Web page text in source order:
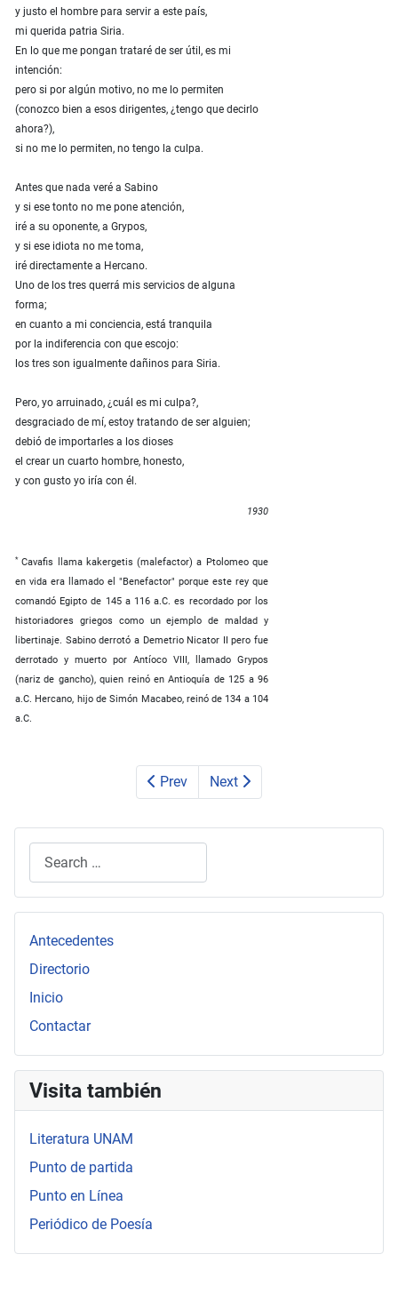
y justo el hombre para servir a este país,
mi querida patria Siria.
En lo que me pongan trataré de ser útil, es mi
intención:
pero si por algún motivo, no me lo permiten
(conozco bien a esos dirigentes, ¿tengo que decirlo
ahora?),
si no me lo permiten, no tengo la culpa.
Antes que nada veré a Sabino
y si ese tonto no me pone atención,
iré a su oponente, a Grypos,
y si ese idiota no me toma,
iré directamente a Hercano.
Uno de los tres querrá mis servicios de alguna
forma;
en cuanto a mi conciencia, está tranquila
por la indiferencia con que escojo:
los tres son igualmente dañinos para Siria.
Pero, yo arruinado, ¿cuál es mi culpa?,
desgraciado de mí, estoy tratando de ser alguien;
debió de importarles a los dioses
el crear un cuarto hombre, honesto,
y con gusto yo iría con él.
1930
* Cavafis llama kakergetis (malefactor) a Ptolomeo que
en vida era llamado el "Benefactor" porque este rey que
comandó Egipto de 145 a 116 a.C. es recordado por los
historiadores griegos como un ejemplo de maldad y
libertinaje. Sabino derrotó a Demetrio Nicator II pero fue
derrotado y muerto por Antíoco VIII, llamado Grypos
(nariz de gancho), quien reinó en Antioquía de 125 a 96
a.C. Hercano, hijo de Simón Macabeo, reinó de 134 a 104
a.C.
Prev Next
Antecedentes
Directorio
Inicio
Contactar
Visita también
Literatura UNAM
Punto de partida
Punto en Línea
Periódico de Poesía